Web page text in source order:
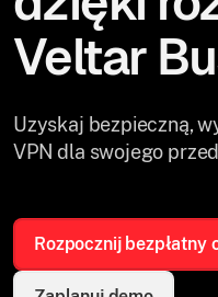
Veltar
Uzyskaj bezpieczną,
VPN dla swojego
Rozpocznij bezpłatny